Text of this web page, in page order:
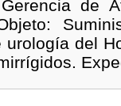
de
del